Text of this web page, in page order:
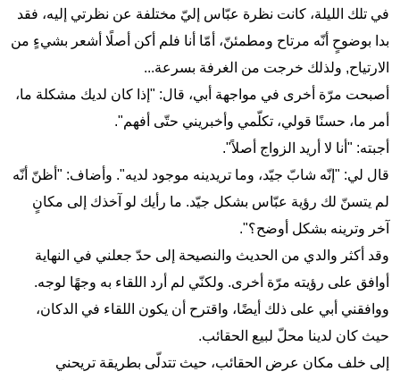
في تلك الليلة، كانت نظرة عبّاس إليّ مختلفة عن نظرتي إليه، فقد
بدا بوضوحٍ أنّه مرتاح ومطمئنّ، أمّا أنا فلم أكن أصلًا أشعر بشيءٍ من
الارتياح, ولذلك خرجت من الغرفة بسرعة...
أصبحت مرّة أخرى في مواجهة أبي، قال: "إذا كان لديك مشكلة ما،
أمر ما، حسنًا قولي، تكلّمي وأخبريني حتّى أفهم".
أجبته: "أنا لا أريد الزواج أصلاً".
قال لي: "إنّه شابّ جيّد، وما تريدينه موجود لديه". وأضاف: "أظنّ أنّه
لم يتسنّ لك رؤية عبّاس بشكل جيّد. ما رأيك لو آخذك إلى مكانٍ
آخر وترينه بشكل أوضح؟".
وقد أكثر والدي من الحديث والنصيحة إلى حدّ جعلني في النهاية
أوافق على رؤيته مرّة أخرى. ولكنّي لم أرد اللقاء به وجهًا لوجه.
ووافقني أبي على ذلك أيضًا، واقترح أن يكون اللقاء في الدكان،
حيث كان لدينا محلّ لبيع الحقائب.
إلى خلف مكان عرض الحقائب، حيث تتدلّى بطريقة تريحني